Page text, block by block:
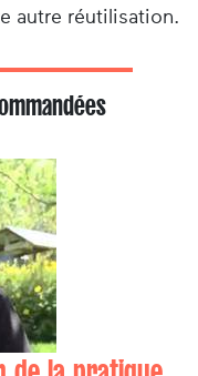
autre réutilisation.